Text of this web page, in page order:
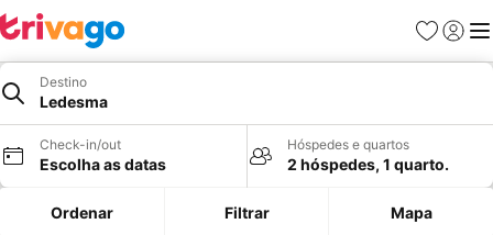
Favoritos
Iniciar
Destino
Ledesma
Check-in/out
Escolha as datas
Hóspedes e quartos
2 hóspedes, 1 quarto.
Ordenar Filtrar Mapa